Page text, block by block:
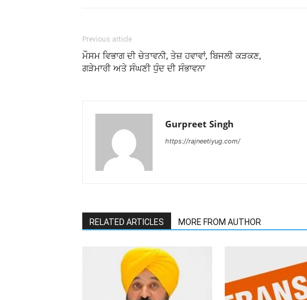
Previous article
ਮੌਸਮ ਵਿਭਾਗ ਦੀ ਚੇਤਾਵਨੀ, ਤੇਜ਼ ਹਵਾਵਾਂ, ਬਿਜਲੀ ਕੜਕਣ,
ਗੜੇਮਾਰੀ ਅਤੇ ਸੰਘਣੀ ਧੁੰਦ ਦੀ ਸੰਭਾਵਨਾ
Gurpreet Singh
https://rajneetiyug.com/
RELATED ARTICLES MORE FROM AUTHOR